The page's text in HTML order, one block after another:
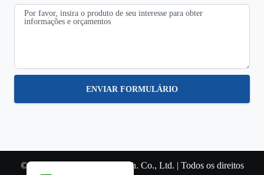
ENVIAR FORMULÁRIO
© Copyright 2022 SteviS Tech. Co., Ltd. | Todos os direitos